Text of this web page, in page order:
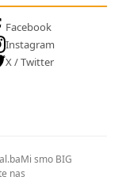
Facebook
Instagram
X / Twitter
Mi smo BIG
nas